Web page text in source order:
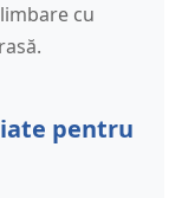
cu
pentru